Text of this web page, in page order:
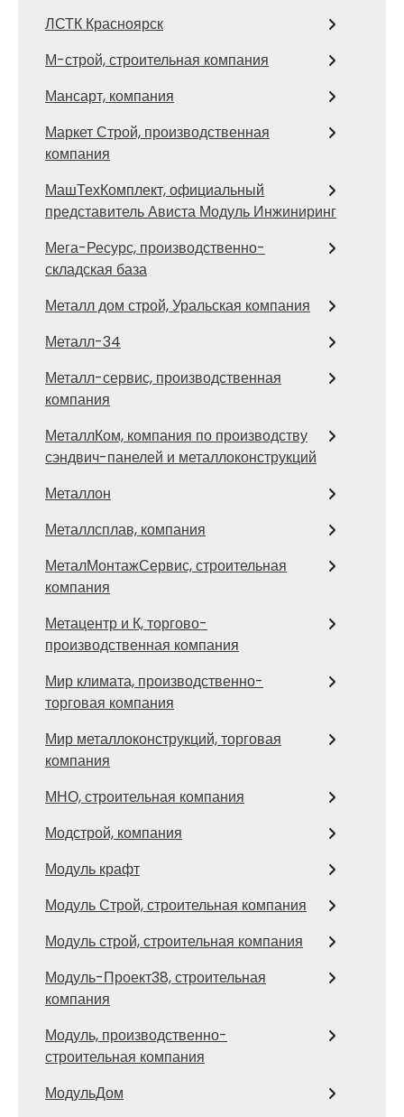
ЛСТК Красноярск
М-строй, строительная компания
Мансарт, компания
Маркет Строй, производственная
компания
МашТехКомплект, официальный
представитель Ависта Модуль Инжиниринг
Мега-Ресурс, производственно-
складская база
Металл дом строй, Уральская компания
Металл-34
Металл-сервис, производственная
компания
МеталлКом, компания по производству
сэндвич-панелей и металлоконструкций
Металлон
Металлсплав, компания
МеталМонтажСервис, строительная
компания
Метацентр и К, торгово-
производственная компания
Мир климата, производственно-
торговая компания
Мир металлоконструкций, торговая
компания
МНО, строительная компания
Модстрой, компания
Модуль крафт
Модуль Строй, строительная компания
Модуль строй, строительная компания
Модуль-Проект38, строительная
компания
Модуль, производственно-
строительная компания
МодульДом